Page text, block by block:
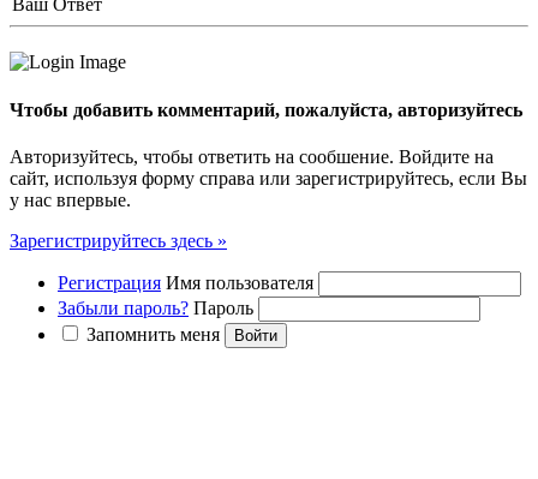
Ваш Ответ
Чтобы добавить комментарий, пожалуйста, авторизуйтесь
Авторизуйтесь, чтобы ответить на сообшение. Войдите на
сайт, используя форму справа или зарегистрируйтесь, если Вы
у нас впервые.
Зарегистрируйтесь здесь »
Регистрация Имя пользователя
Забыли пароль? Пароль
Запомнить меня